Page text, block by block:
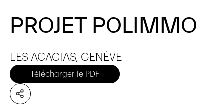
PROJET POLIMMO
LES ACACIAS, GENÈVE
Télécharger le PDF